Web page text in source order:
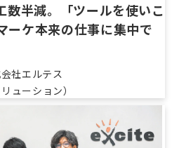
半減。「ツールを使いこ
ーケ本来の仕事に集中で
社エルテス
リューション）